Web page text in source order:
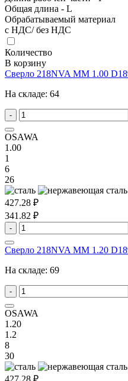
Общая длина - L
Обрабатываемый материал
с НДС/ без НДС
Количество
В корзину
Сверло 218NVA MM 1.00
На складе: 64
-
OSAWA
1.00
1
6
26
427.28 ₽
341.82 ₽
-
Сверло 218NVA MM 1.20
На складе: 69
-
OSAWA
1.20
1.2
8
30